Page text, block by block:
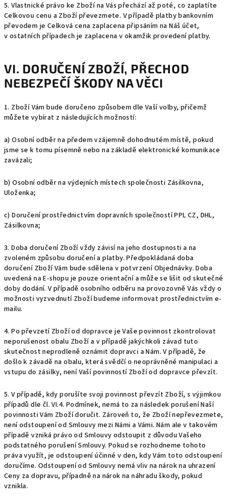
5. Vlastnické právo ke Zboží na Vás přechází až poté, co zaplatíte
Celkovou cenu a Zboží převezmete. V případě platby bankovním
převodem je Celková cena zaplacena připsáním na Náš účet,
v ostatních případech je zaplacena v okamžik provedení platby.
VI. DORUČENÍ ZBOŽÍ, PŘECHOD
NEBEZPEČÍ ŠKODY NA VĚCI
1. Zboží Vám bude doručeno způsobem dle Vaší volby, přičemž
můžete vybírat z následujících možností:
a) Osobní odběr na předem vzájemně dohodnutém místě, pokud
jsme se k tomu písemně nebo na základě elektronické komunikace
zavázali;
b) Osobní odběr na výdejních místech společnosti Zásilkovna,
Uloženka;
c) Doručení prostřednictvím dopravních společností PPL CZ, DHL,
Zásilkovna;
3. Doba doručení Zboží vždy závisí na jeho dostupnosti a na
zvoleném způsobu doručení a platby. Předpokládaná doba
doručení Zboží Vám bude sdělena v potvrzení Objednávky. Doba
uvedená na E-shopu je pouze orientační a může se lišit od skutečné
doby dodání. V případě osobního odběru na provozovně Vás vždy o
možnosti vyzvednutí Zboží budeme informovat prostřednictvím e-
mailu.
4.Po převzetí Zboží od dopravce je Vaše povinnost zkontrolovat
neporušenost obalu Zboží a v případě jakýchkoli závad tuto
skutečnost neprodleně oznámit dopravci a Nám. V případě, že
došlo k závadě na obalu, která svědčí o neoprávněné manipulaci a
vstupu do zásilky, není Vaší povinností Zboží od dopravce převzít.
5. V případě, kdy porušíte svoji povinnost převzít Zboží, s výjimkou
případů dle čl.VI.4. Podmínek, nemá to za následek porušení Naší
povinnosti Vám Zboží doručit. Zároveň to, že Zboží nepřevezmete,
není odstoupení od Smlouvy mezi Námi a Vámi. Nám ale v takovém
případě vzniká právo od Smlouvy odstoupit z důvodu Vašeho
podstatného porušení Smlouvy. Pokud se rozhodneme tohoto
práva využít, je odstoupení účinné v den, kdy Vám toto odstoupení
doručíme. Odstoupení od Smlouvy nemá vliv na nárok na uhrazení
Ceny za dopravu, případně na nárok na náhradu škody, pokud
vznikla.